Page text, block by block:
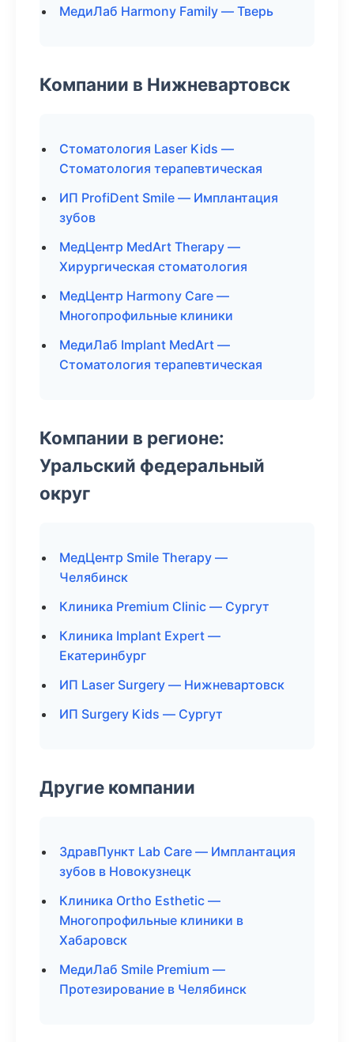
МедиЛаб Harmony Family — Тверь
Компании в Нижневартовск
Стоматология Laser Kids —
Стоматология терапевтическая
ИП ProfiDent Smile — Имплантация
зубов
МедЦентр MedArt Therapy —
Хирургическая стоматология
МедЦентр Harmony Care —
Многопрофильные клиники
МедиЛаб Implant MedArt —
Стоматология терапевтическая
Компании в регионе:
Уральский федеральный
округ
МедЦентр Smile Therapy —
Челябинск
Клиника Premium Clinic — Сургут
Клиника Implant Expert —
Екатеринбург
ИП Laser Surgery — Нижневартовск
ИП Surgery Kids — Сургут
Другие компании
ЗдравПункт Lab Care — Имплантация
зубов в Новокузнецк
Клиника Ortho Esthetic —
Многопрофильные клиники в
Хабаровск
МедиЛаб Smile Premium —
Протезирование в Челябинск